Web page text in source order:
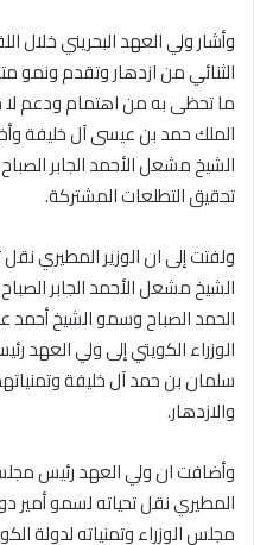
وأشار ولي العهد البحريني خلال
الثنائي من ازدهار وتقدم
ما تحظى به من اهتمام ودعم
الملك حمد بن عيسى آل خليفة
الشيخ مشعل الأحمد الجابر
تحقيق التطلعات المشتركة.
ولفتت إلى ان الوزير المطيري
الشيخ مشعل الأحمد الجابر
الحمد الصباح وسمو الشيخ أحمد
الوزراء الكويتي إلى ولي العهد
سلمان بن حمد آل خليفة
والازدهار.
وأضافت ان ولي العهد رئيس مجلس
المطيري نقل تحياته لسمو
مجلس الوزراء وتمنياته لدولة